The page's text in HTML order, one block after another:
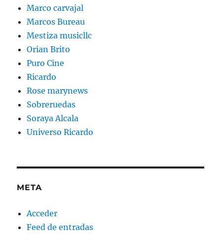
Marco carvajal
Marcos Bureau
Mestiza musicllc
Orian Brito
Puro Cine
Ricardo
Rose marynews
Sobreruedas
Soraya Alcala
Universo Ricardo
META
Acceder
Feed de entradas